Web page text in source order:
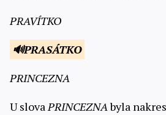
PRAVÍTKO
PRASÁTKO
PRINCEZNA
U slovaPRINCEZNAbyla